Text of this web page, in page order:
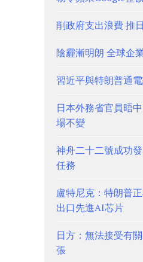
削政府支出浪費 推
陰霾漸明朗 全球企
習近平與特朗普通
日本外務省官員晤
場不變
神舟二十二號成功
任務
盧特尼克：特朗普
出口先進AI芯片
日方：無法接受有
張